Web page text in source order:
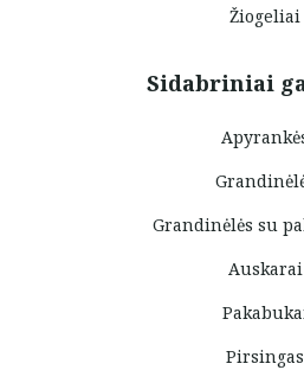
Žiogeliai
Sidabriniai
Grandinėlės su
Auskarai
Pirsingas